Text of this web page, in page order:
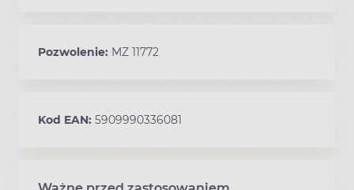
Pozwolenie: MZ 11772
Kod EAN: 5909990336081